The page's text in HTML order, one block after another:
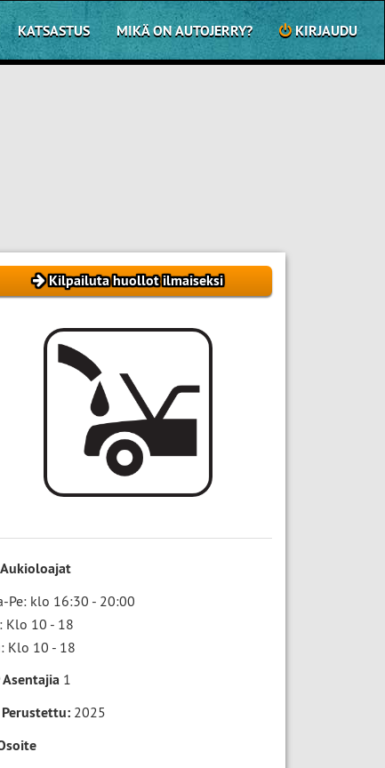
KATSASTUS MIKÄ ON AUTOJERRY? KIRJAUDU
Kilpailuta huollot ilmaiseksi
Pe: klo 16:30 - 20:00
Klo 10 - 18
Klo 10 - 18
Asentajia1
2025